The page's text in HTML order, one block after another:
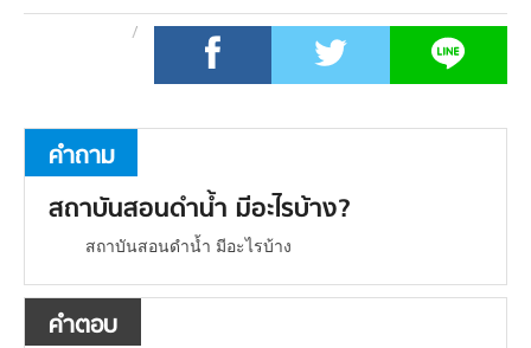
คำถาม
สถาบันสอนดำน้ำ มีอะไรบ้าง?
สถาบันสอนดำน้ำ มีอะไรบ้าง
คำตอบ